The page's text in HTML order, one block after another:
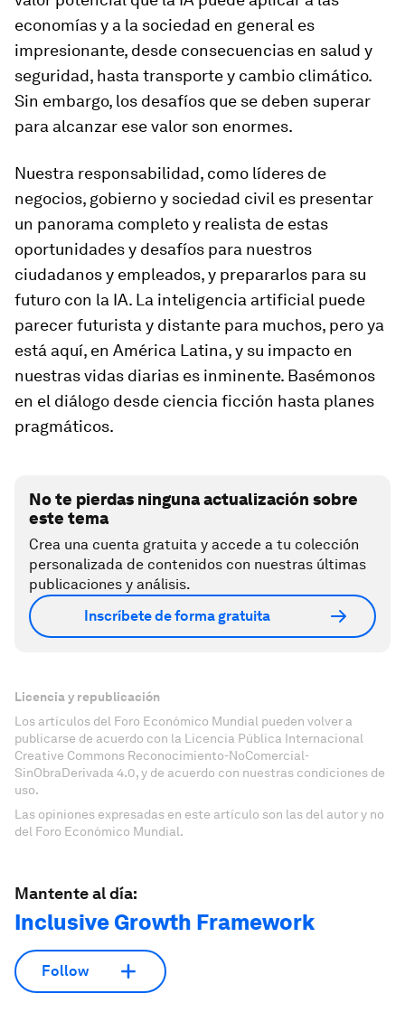
economías y a la sociedad en general es
impresionante, desde consecuencias en salud y
seguridad, hasta transporte y cambio climático.
Sin embargo, los desafíos que se deben superar
para alcanzar ese valor son enormes.
Nuestra responsabilidad, como líderes de
negocios, gobierno y sociedad civil es presentar
un panorama completo y realista de estas
oportunidades y desafíos para nuestros
ciudadanos y empleados, y prepararlos para su
futuro con la IA. La inteligencia artificial puede
parecer futurista y distante para muchos, pero ya
está aquí, en América Latina, y su impacto en
nuestras vidas diarias es inminente. Basémonos
en el diálogo desde ciencia ficción hasta planes
pragmáticos.
No te pierdas ninguna actualización sobre
este tema
Crea una cuenta gratuita y accede a tu colección
personalizada de contenidos con nuestras últimas
publicaciones y análisis.
Inscríbete de forma gratuita
Licencia y republicación
Los artículos del Foro Económico Mundial pueden volver a
publicarse de acuerdo con la Licencia Pública Internacional
Creative Commons Reconocimiento-NoComercial-
SinObraDerivada 4.0, y de acuerdo con nuestras condiciones de
uso.
Las opiniones expresadas en este artículo son las del autor y no
del Foro Económico Mundial.
Mantente al día:
Inclusive Growth Framework
Follow